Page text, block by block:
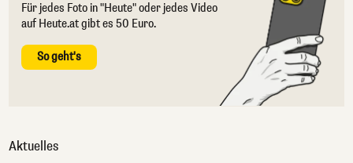
Für jedes Foto in "Heute" oder jedes Video
auf Heute.at gibt es 50 Euro.
So geht's
Aktuelles